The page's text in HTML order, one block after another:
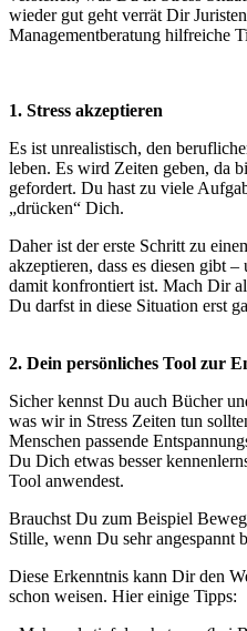
wieder gut geht verrät Dir
Managementberatung hilfreiche
1. Stress akzeptieren
Es ist unrealistisch, den
leben. Es wird Zeiten geben, da
gefordert. Du hast zu viele
„drücken“ Dich.
Daher ist der erste Schritt zu
akzeptieren, dass es diesen gibt
damit konfrontiert ist. Mach Dir
Du darfst in diese Situation erst
2. Dein persönliches Tool zur
Sicher kennst Du auch Bücher
was wir in Stress Zeiten tun
Menschen passende
Du Dich etwas besser
Tool anwendest.
Brauchst Du zum Beispiel
Stille, wenn Du sehr angespannt
Diese Erkenntnis kann Dir den
schon weisen. Hier einige Tipps: